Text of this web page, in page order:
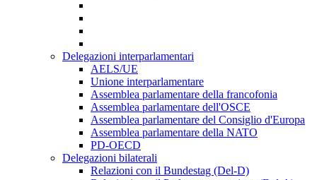
Delegazioni interparlamentari
AELS/UE
Unione interparlamentare
Assemblea parlamentare della francofonia
Assemblea parlamentare dell'OSCE
Assemblea parlamentare del Consiglio d'Europa
Assemblea parlamentare della NATO
PD-OECD
Delegazioni bilaterali
Relazioni con il Bundestag (Del-D)